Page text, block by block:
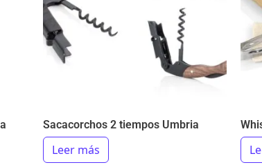
Sacacorchos 2 tiempos Umbria
Leer más